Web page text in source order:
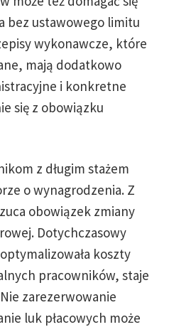
bez ustawowego limitu
wykonawcze, które
mają dodatkowo
i konkretne
się z obowiązku
z długim stażem
o wynagrodzenia. Z
obowiązek zmiany
Dotychczasowy
koszty
pracowników, staje
zarezerwowanie
luk płacowych może